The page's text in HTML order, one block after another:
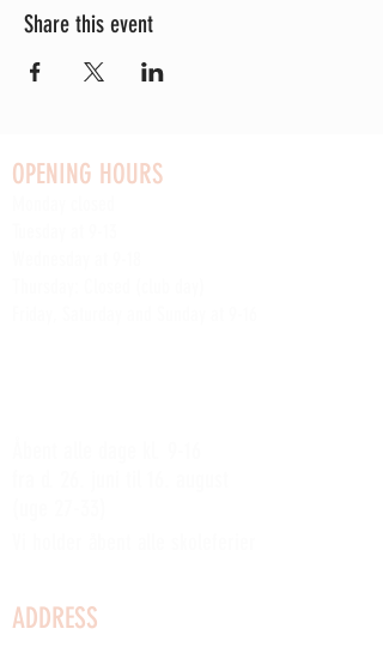
Share this event
OPENING HOURS
ADDRESS